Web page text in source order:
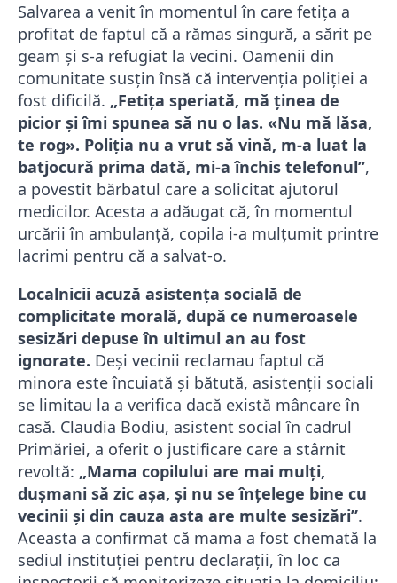
Salvarea a venit în momentul în care fetița a
profitat de faptul că a rămas singură, a sărit pe
geam și s-a refugiat la vecini. Oamenii din
comunitate susțin însă că intervenția poliției a
fost dificilă. „Fetiţa speriată, mă ţinea de
picior şi îmi spunea să nu o las. «Nu mă lăsa,
te rog». Poliţia nu a vrut să vină, m-a luat la
batjocură prima dată, mi-a închis telefonul”,
a povestit bărbatul care a solicitat ajutorul
medicilor. Acesta a adăugat că, în momentul
urcării în ambulanță, copila i-a mulțumit printre
lacrimi pentru că a salvat-o.
Localnicii acuză asistența socială de
complicitate morală, după ce numeroasele
sesizări depuse în ultimul an au fost
ignorate. Deși vecinii reclamau faptul că
minora este încuiată și bătută, asistenții sociali
se limitau la a verifica dacă există mâncare în
casă. Claudia Bodiu, asistent social în cadrul
Primăriei, a oferit o justificare care a stârnit
revoltă: „Mama copilului are mai mulţi,
duşmani să zic aşa, şi nu se înţelege bine cu
vecinii şi din cauza asta are multe sesizări”.
Aceasta a confirmat că mama a fost chemată la
sediul instituției pentru declarații, în loc ca